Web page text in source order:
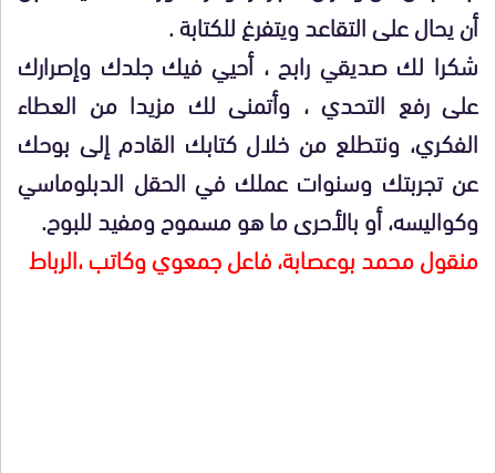
أن يحال على التقاعد ويتفرغ للكتابة .
شكرا لك صديقي رابح ، أحيي فيك جلدك وإصرارك
على رفع التحدي ، وأتمنى لك مزيدا من العطاء
الفكري، ونتطلع من خلال كتابك القادم إلى بوحك
عن تجربتك وسنوات عملك في الحقل الدبلوماسي
وكواليسه، أو بالأحرى ما هو مسموح ومفيد للبوح.
منقول محمد بوعصابة، فاعل جمعوي وكاتب ،الرباط